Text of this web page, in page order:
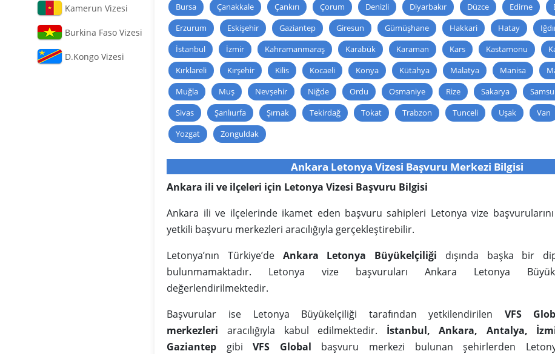
Kamerun Vizesi
Burkina Faso Vizesi
D.Kongo Vizesi
Bursa
Çanakkale Çankırı Çorum Denizli Diyarbakır Düzce Edirne
Erzurum
Eskişehir Gaziantep Giresun Gümüşhane Hakkari Hatay
İstanbul
İzmir Kahramanmaraş Karabük Karaman Kars Kastamonu
Kırklareli
Kırşehir Kilis Kocaeli Konya Kütahya Malatya Manisa
Muğla
Muş Nevşehir Niğde Ordu Osmaniye Rize Sakarya
Sivas
Şanlıurfa Şırnak Tekirdağ Tokat Trabzon Tunceli Uşak Van
Yozgat
Zonguldak
Ankara Letonya Vizesi Başvuru Merkezi Bilgisi
Ankara ili ve ilçeleri için Letonya Vizesi Başvuru Bilgisi
Ankara ili ve ilçelerinde ikamet eden başvuru sahipleri Letonya vize
yetkili başvuru merkezleri aracılığıyla gerçekleştirebilir.
Letonya’nın Türkiye’de Ankara Letonya Büyükelçiliği dışında başka bir
bulunmamaktadır. Letonya vize başvuruları Ankara Letonya
değerlendirilmektedir.
Başvurular ise Letonya Büyükelçiliği tarafından yetkilendirilen VFS
merkezleri aracılığıyla kabul edilmektedir. İstanbul, Ankara, Antalya,
Gaziantep gibiVFS Global başvuru merkezi bulunan şehirlerden